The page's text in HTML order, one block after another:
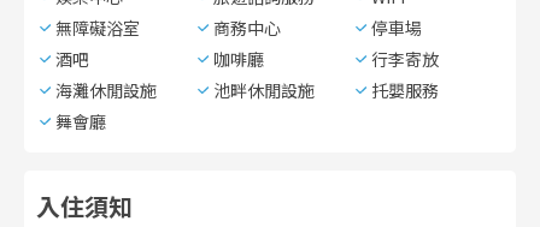
無障礙浴室
商務中心
停車場
酒吧
咖啡廳
行李寄放
海灘休閒設施
池畔休閒設施
托嬰服務
舞會廳
入住須知